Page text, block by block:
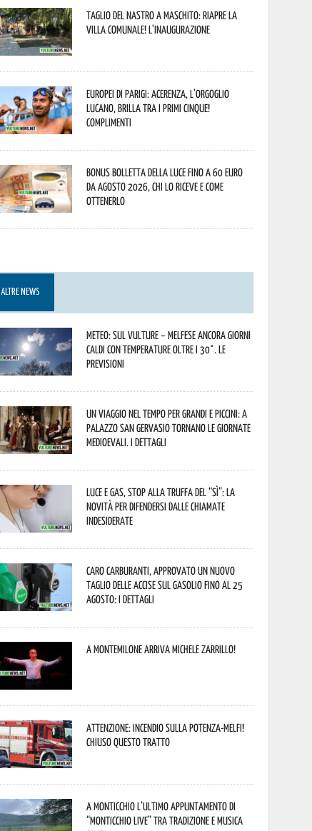
Taglio del nastro a Maschito: riapre la
Villa Comunale! L’inaugurazione
Europei di Parigi: Acerenza, l’orgoglio
lucano, brilla tra i primi cinque!
Complimenti
Bonus bolletta della luce fino a 60 euro
da agosto 2026, chi lo riceve e come
ottenerlo
ALTRE NEWS
Meteo: sul Vulture – melfese ancora giorni
caldi con temperature oltre i 30°. Le
previsioni
Un viaggio nel tempo per grandi e piccini: a
Palazzo San Gervasio tornano le Giornate
Medioevali. I dettagli
Luce e gas, stop alla truffa del “Sì”: la
novità per difendersi dalle chiamate
indesiderate
Caro carburanti, approvato un nuovo
taglio delle accise sul gasolio fino al 25
agosto: i dettagli
A Montemilone arriva Michele Zarrillo!
Attenzione: incendio sulla Potenza-Melfi!
Chiuso questo tratto
A Monticchio l’ultimo appuntamento di
“Monticchio Live” tra tradizione e musica